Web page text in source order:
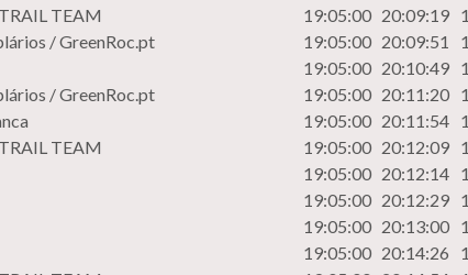
TEAM 19:05:00 20:09:19
/ GreenRoc.pt 19:05:00 20:09:51
19:05:00 20:10:49
/ GreenRoc.pt 19:05:00 20:11:20
19:05:00 20:11:54
TEAM 19:05:00 20:12:09
19:05:00 20:12:14
19:05:00 20:12:29
19:05:00 20:13:00
19:05:00 20:14:26